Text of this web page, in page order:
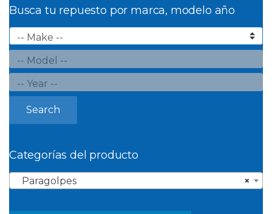
Busca tu repuesto por marca, modelo año
Search
Categorías del producto
×
Paragolpes